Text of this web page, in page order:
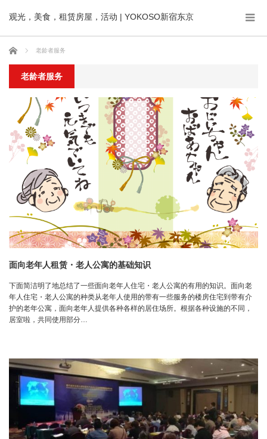
观光，美食，租赁房屋，活动 | YOKOSO新宿东京
ホーム 老龄者服务
老龄者服务
面向老年人租赁・老人公寓的基础知识
下面简洁明了地总结了一些面向老年人住宅・老人公寓的有用的知识。面向老
年人住宅・老人公寓的种类从老年人使用的带有一些服务的楼房住宅到带有介
护的老年公寓，面向老年人提供各种各样的居住场所。根据各种设施的不同，
居室啦，共同使用部分…